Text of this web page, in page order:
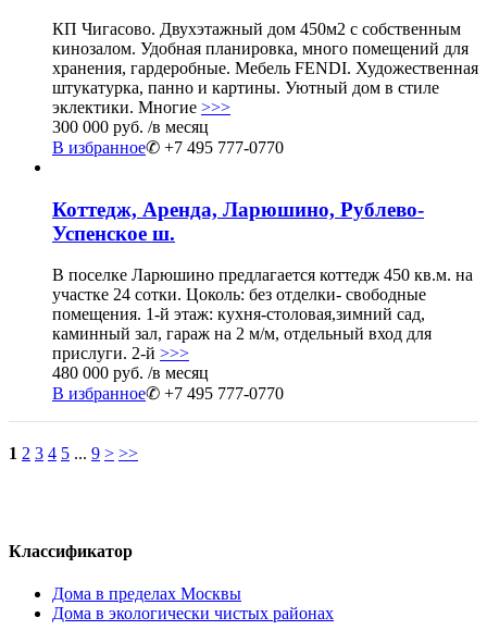
КП Чигасово. Двухэтажный дом 450м2 с собственным
кинозалом. Удобная планировка, много помещений для
хранения, гардеробные. Мебель FENDI. Художественная
штукатурка, панно и картины. Уютный дом в стиле
эклектики. Многие >>>
300 000 руб. /в месяц
В избранное✆ +7 495 777-0770
Коттедж, Аренда, Ларюшино, Рублево-
Успенское ш.
В поселке Ларюшино предлагается коттедж 450 кв.м. на
участке 24 сотки. Цоколь: без отделки- свободные
помещения. 1-й этаж: кухня-столовая,зимний сад,
каминный зал, гараж на 2 м/м, отдельный вход для
прислуги. 2-й >>>
480 000 руб. /в месяц
В избранное✆ +7 495 777-0770
1 2 3 4 5 ... 9 > >>
Классификатор
Дома в пределах Москвы
Дома в экологически чистых районах